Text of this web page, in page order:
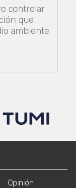
controlar
que
ambiente.
Opinión